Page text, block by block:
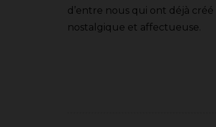
d’entre nous qui ont déjà
nostalgique et affectueuse.